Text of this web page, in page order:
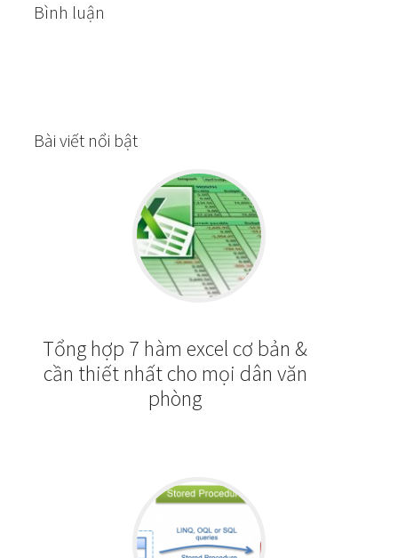
Bình luận
Bài viết nổi bật
Tổng hợp 7 hàm excel cơ bản &
cần thiết nhất cho mọi dân văn
phòng